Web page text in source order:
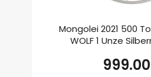
Mongolei 2021 500
WOLF 1 Unze
999.00